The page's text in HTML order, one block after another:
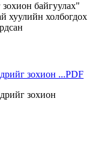
байгуулах"
хуулийн холбогдох
зохион ...PDF
зохион